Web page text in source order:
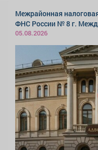
Межрайонная
ФНС России № 8 г.
05.08.2026